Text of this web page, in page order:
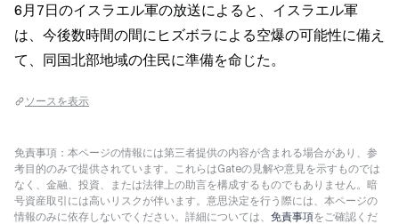
6月7日のイスラエル軍の放送によると、イスラエル軍
は、今後数時間の間にヒズボラによる空爆の可能性に備え
て、同国北部地域の住民に準備を命じた。
ソースを表示
免責事項：本ページの情報には第三者提供の内容が含まれる場合があり、参
考目的のみで提供されています。これらはGateの見解や意見を示すものでは
なく、金融、投資、または法律上の助言を構成するものでもありません。暗
号資産取引には高いリスクが伴います。意思決定を行う際には、本ページの
情報のみに依存しないでください。詳細については、 免責事項をご確認くだ